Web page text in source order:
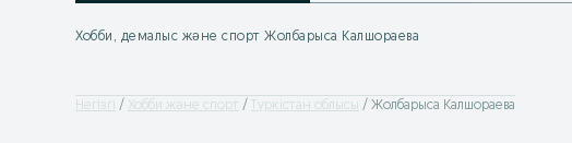
Хобби, демалыс және спорт Жолбарыса Калшораева
Негізгі Хобби және спорт Түркістан облысы Жолбарыса Калшораева